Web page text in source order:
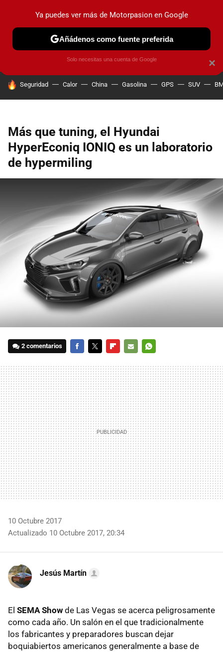
PRUEBAS COCHES ELÉCTRICOS OBSERVATORIO
HOY SE HABLA DE
Seguridad Calor China Gasolina GPS SUV
Más que tuning, el Hyundai
HyperEconiq IONIQ es un laboratorio
de hypermiling
2 comentarios
MAIL
10 Octubre 2017
Actualizado 10 Octubre 2017, 20:34
Jesús Martín
El SEMA Show de Las Vegas se acerca peligrosamente
como cada año. Un salón en el que tradicionalmente
los fabricantes y preparadores buscan dejar
boquiabiertos americanos generalmente a base de
×
Ya puedes ver más de Motorpasion en Google
Añádenos como fuente preferida
Solo necesitas una cuenta de Google